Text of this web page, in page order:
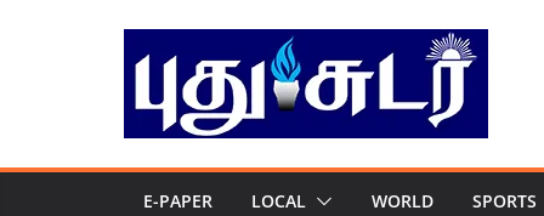
E-PAPER LOCAL WORLD SPORTS